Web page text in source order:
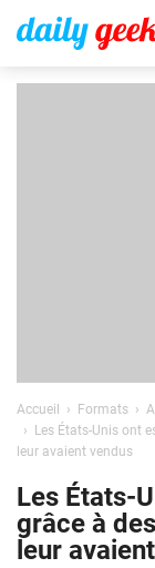
Accueil Formats
Les États-Unis ont
leur avaient vendus
Les États-
grâce à
leur